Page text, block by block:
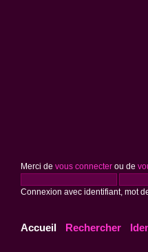
Merci de vous connecterou de
Connexion avec identifiant, mot
Accueil Rechercher